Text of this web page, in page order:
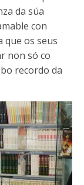
da súa
con
que os seus
non só co
recordo da